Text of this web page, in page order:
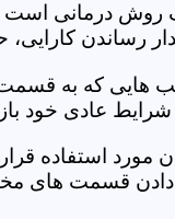
روش درمانی
رساندن
هایی که به
عادی خود
استفاده
قسمت های